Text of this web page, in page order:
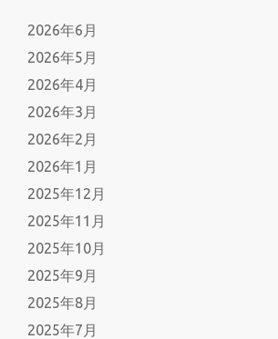
2026年6月
2026年5月
2026年4月
2026年3月
2026年2月
2026年1月
2025年12月
2025年11月
2025年10月
2025年9月
2025年8月
2025年7月